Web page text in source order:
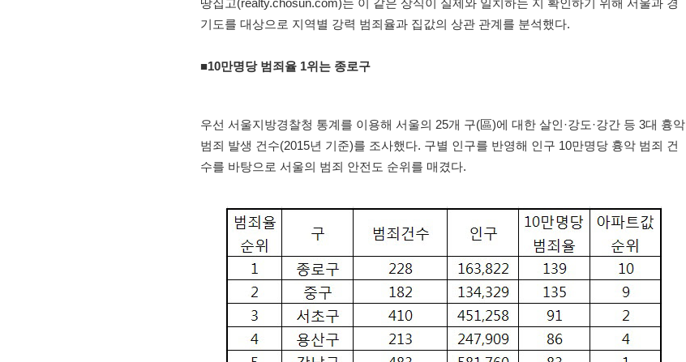
땅집고(realty.chosun.com)는 이 같은 상식이 실제와 일치하는 지 확인하기 위해 서울과 경
기도를 대상으로 지역별 강력 범죄율과 집값의 상관 관계를 분석했다.
■10만명당 범죄율 1위는 종로구
우선 서울지방경찰청 통계를 이용해 서울의 25개 구(區)에 대한 살인·강도·강간 등 3대 흉악
범죄 발생 건수(2015년 기준)를 조사했다. 구별 인구를 반영해 인구 10만명당 흉악 범죄 건
수를 바탕으로 서울의 범죄 안전도 순위를 매겼다.